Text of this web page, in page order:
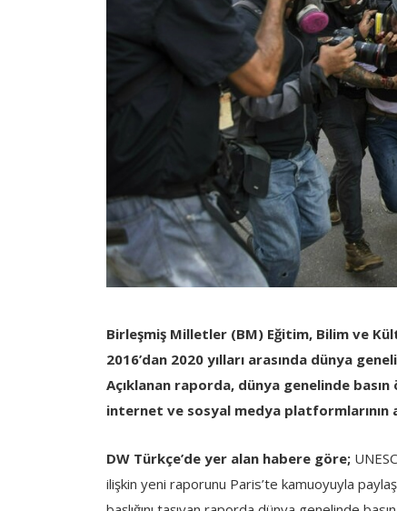
Birleşmiş Milletler (BM) Eğitim, Bilim ve
2016’dan 2020 yılları arasında dünya
Açıklanan raporda, dünya genelinde
internet ve sosyal medya platformlarının
DW Türkçe’de yer alan habere göre;
ilişkin yeni raporunu Paris’te kamuoyuyla